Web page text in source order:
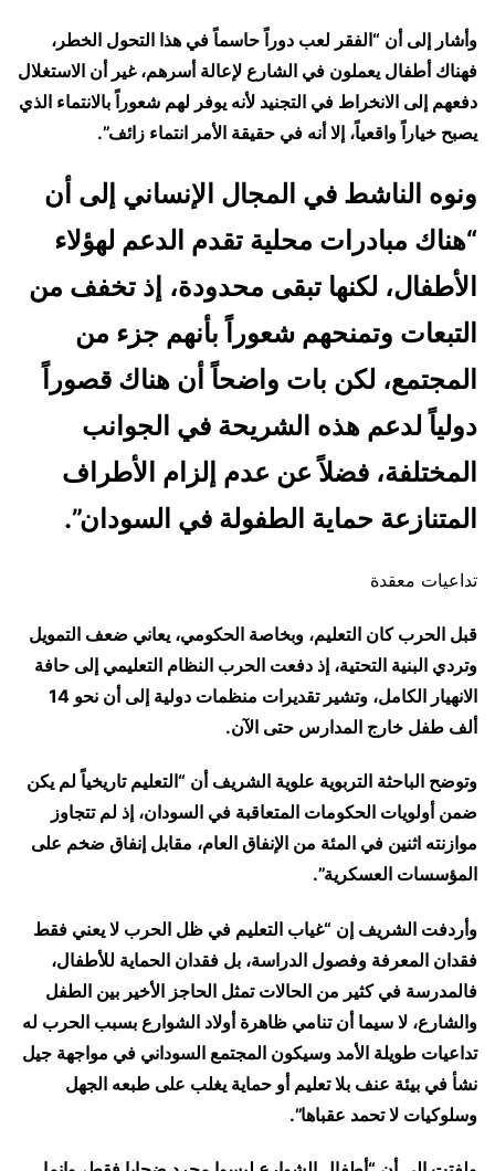
وأشار إلى أن “الفقر لعب دوراً حاسماً في هذا التحول الخطر،
فهناك أطفال يعملون في الشارع لإعالة أسرهم، غير أن الاستغلال
دفعهم إلى الانخراط في التجنيد لأنه يوفر لهم شعوراً بالانتماء الذي
يصبح خياراً واقعياً، إلا أنه في حقيقة الأمر انتماء زائف”.
ونوه الناشط في المجال الإنساني إلى أن
“هناك مبادرات محلية تقدم الدعم لهؤلاء
الأطفال، لكنها تبقى محدودة، إذ تخفف من
التبعات وتمنحهم شعوراً بأنهم جزء من
المجتمع، لكن بات واضحاً أن هناك قصوراً
دولياً لدعم هذه الشريحة في الجوانب
المختلفة، فضلاً عن عدم إلزام الأطراف
المتنازعة حماية الطفولة في السودان”.
تداعيات معقدة
قبل الحرب كان التعليم، وبخاصة الحكومي، يعاني ضعف التمويل
وتردي البنية التحتية، إذ دفعت الحرب النظام التعليمي إلى حافة
الانهيار الكامل، وتشير تقديرات منظمات دولية إلى أن نحو 14
ألف طفل خارج المدارس حتى الآن.
وتوضح الباحثة التربوية علوية الشريف أن “التعليم تاريخياً لم يكن
ضمن أولويات الحكومات المتعاقبة في السودان، إذ لم تتجاوز
موازنته اثنين في المئة من الإنفاق العام، مقابل إنفاق ضخم على
المؤسسات العسكرية”.
وأردفت الشريف إن “غياب التعليم في ظل الحرب لا يعني فقط
فقدان المعرفة وفصول الدراسة، بل فقدان الحماية للأطفال،
فالمدرسة في كثير من الحالات تمثل الحاجز الأخير بين الطفل
والشارع، لا سيما أن تنامي ظاهرة أولاد الشوارع بسبب الحرب له
تداعيات طويلة الأمد وسيكون المجتمع السوداني في مواجهة جيل
نشأ في بيئة عنف بلا تعليم أو حماية يغلب على طبعه الجهل
وسلوكيات لا تحمد عقباها”.